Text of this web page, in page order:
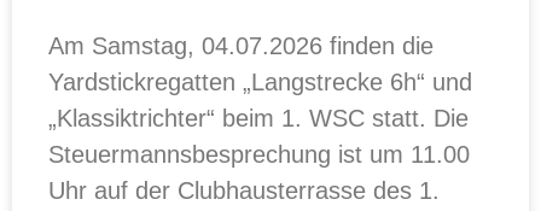
Am Samstag, 04.07.2026 finden die
Yardstickregatten „Langstrecke 6h“ und
„Klassiktrichter“ beim 1. WSC statt. Die
Steuermannsbesprechung ist um 11.00
Uhr auf der Clubhausterrasse des 1.